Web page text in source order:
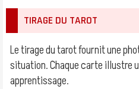
TIRAGE DU TAROT
Le tirage du tarot fournit une
situation. Chaque carte illustre
apprentissage.